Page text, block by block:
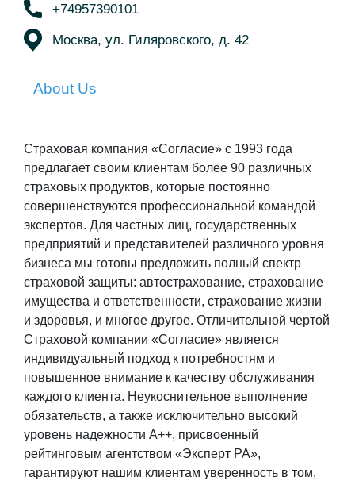
+74957390101
Москва, ул. Гиляровского, д. 42
About Us
Страховая компания «Согласие» с 1993 года
предлагает своим клиентам более 90 различных
страховых продуктов, которые постоянно
совершенствуются профессиональной командой
экспертов. Для частных лиц, государственных
предприятий и представителей различного уровня
бизнеса мы готовы предложить полный спектр
страховой защиты: автострахование, страхование
имущества и ответственности, страхование жизни
и здоровья, и многое другое. Отличительной чертой
Страховой компании «Согласие» является
индивидуальный подход к потребностям и
повышенное внимание к качеству обслуживания
каждого клиента. Неукоснительное выполнение
обязательств, а также исключительно высокий
уровень надежности А++, присвоенный
рейтинговым агентством «Эксперт РА»,
гарантируют нашим клиентам уверенность в том,